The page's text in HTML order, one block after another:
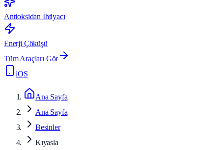
Antioksidan İhtiyacı
Enerji Çöküşü
Tüm Araçları Gör
iOS
Ana Sayfa
Ana Sayfa
Besinler
Kıyasla